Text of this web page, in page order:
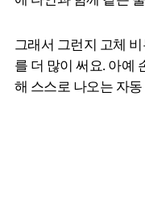
그래서 그런지 고체
를 더 많이 써요. 아예
해 스스로 나오는 자